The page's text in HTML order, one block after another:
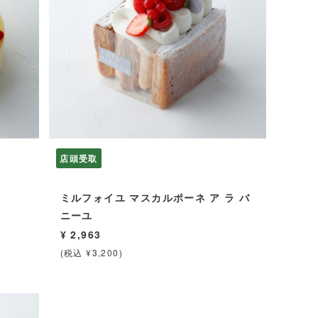
店頭受取
ミルフォイユ マスカルポーネ ア ラ バ
ニーユ
¥ 2,963
(税込 ¥3,200)